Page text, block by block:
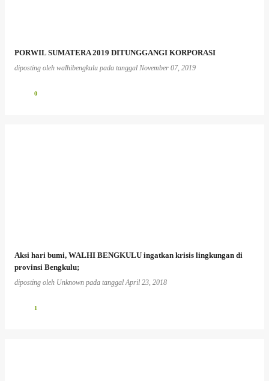
PORWIL SUMATERA 2019 DITUNGGANGI KORPORASI
diposting oleh walhibengkulu pada tanggal November 07, 2019
0
Aksi hari bumi, WALHI BENGKULU ingatkan krisis lingkungan di
provinsi Bengkulu;
diposting oleh Unknown pada tanggalApril 23, 2018
1